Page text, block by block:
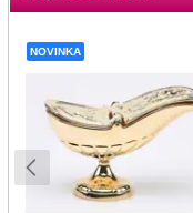
NOVINKA